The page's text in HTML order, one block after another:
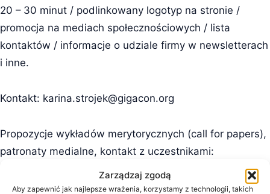
Zarządzaj zgodą
Aby zapewnić jak najlepsze wrażenia, korzystamy z technologii, takich
20 – 30 minut / podlinkowany logotyp na stronie /
promocja na mediach społecznościowych / lista
kontaktów / informacje o udziale firmy w newsletterach
i inne.
Kontakt: karina.strojek@gigacon.org
Propozycje wykładów merytorycznych (call for papers),
patronaty medialne, kontakt z uczestnikami:
anna.karasinska@gigacon.org